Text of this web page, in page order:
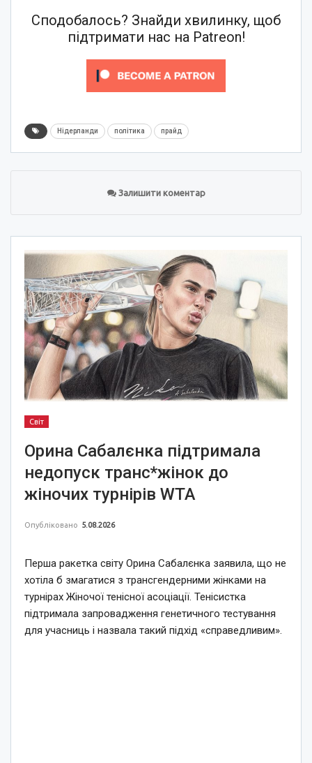
Сподобалось? Знайди хвилинку, щоб
підтримати нас на Patreon!
Нідерланди політика прайд
Залишити коментар
Світ
Орина Сабалєнка підтримала
недопуск транс*жінок до
жіночих турнірів WTA
Опубліковано 5.08.2026
Перша ракетка світу Орина Сабалєнка заявила, що не
хотіла б змагатися з трансгендерними жінками на
турнірах Жіночої тенісної асоціації. Тенісистка
підтримала запровадження генетичного тестування
для учасниць і назвала такий підхід «справедливим».